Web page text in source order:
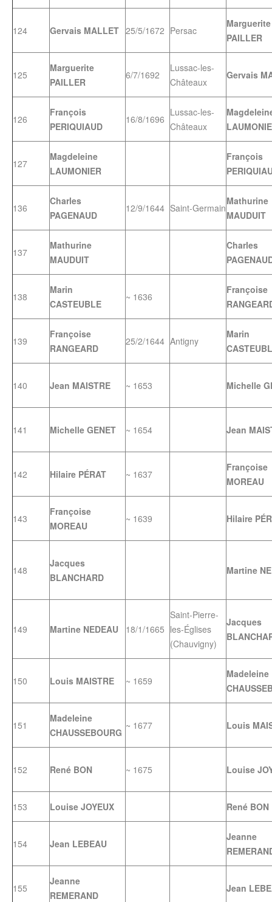
124 Gervais MALLET 25/5/1672 Persac
Marguerite
PAILLER
125
Marguerite
PAILLER
6/7/1692
Lussac-les-
Châteaux
Gervais
126
François
PERIQUIAUD
16/8/1696
Lussac-les-
Châteaux
127
Magdeleine
LAUMONIER
François
136
Charles
PAGENAUD
12/9/1644 Saint-Germain
Mathurine
MAUDUIT
137
Mathurine
MAUDUIT
Charles
138
Marin
CASTEUBLE
~ 1636
Françoise
139
Françoise
RANGEARD
25/2/1644 Antigny
Marin
140 Jean MAISTRE ~ 1653 Michelle
141 Michelle GENET ~ 1654 Jean
142 Hilaire PÉRAT ~ 1637
Françoise
MOREAU
143
Françoise
MOREAU
~ 1639 Hilaire
148
Jacques
BLANCHARD
Martine
149 Martine NEDEAU 18/1/1665
Saint-Pierre-
les-Églises
(Chauvigny)
Jacques
150 Louis MAISTRE ~ 1659
Madeleine
151
Madeleine
CHAUSSEBOURG
~ 1677 Louis
152 René BON ~ 1675 Louise
153 Louise JOYEUX René BON
154 Jean LEBEAU
Jeanne
155
Jeanne
REMERAND
Jean